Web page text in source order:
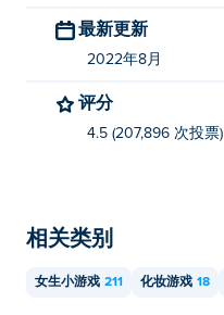
最新更新
2022年8月
评分
4.5 (207,896 次投票)
相关类别
女生小游戏 211 化妆游戏 18